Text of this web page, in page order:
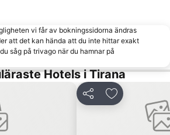
vi får av bokningssidorna ändras
att det kan hända att du inte hittar exakt
såg på trivago när du hamnar på
Hotels i Tirana
Favoriter Dela Lägg till i